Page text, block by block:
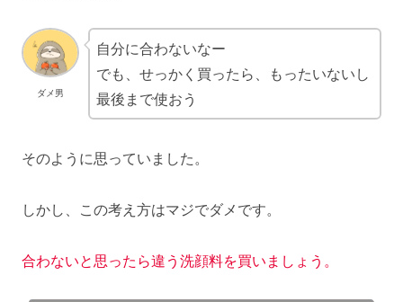
ダメ男
自分に合わないなー
でも、せっかく買ったら、もったいないし
最後まで使おう
そのように思っていました。
しかし、この考え方はマジでダメです。
合わないと思ったら違う洗顔料を買いましょう。